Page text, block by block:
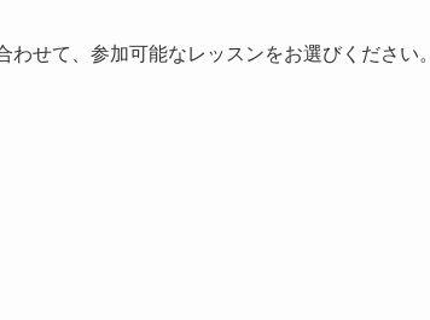
せて、参加可能なレッスンをお選びください。